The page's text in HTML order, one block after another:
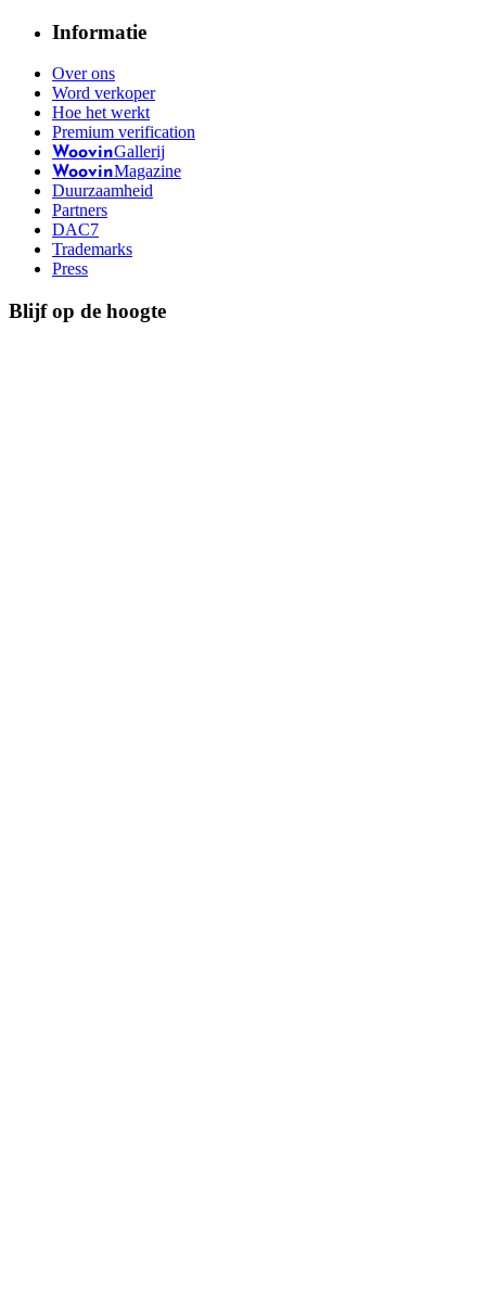
Informatie
Over ons
Word verkoper
Hoe het werkt
Premium verification
WoovinGallerij
WoovinMagazine
Duurzaamheid
Partners
DAC7
Trademarks
Press
Blijf op de hoogte